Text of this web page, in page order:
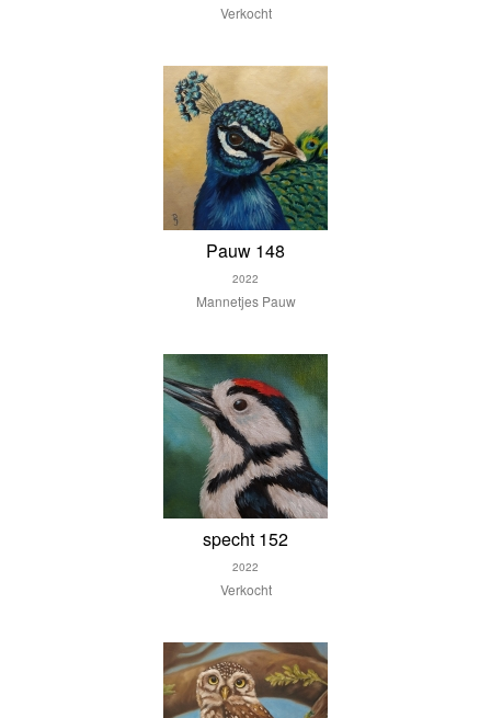
Verkocht
Pauw 148
2022
Mannetjes Pauw
specht 152
2022
Verkocht